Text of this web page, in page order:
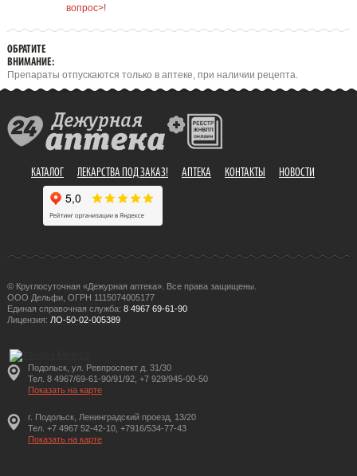
вопрос>!
ОБРАТИТЕ
ВНИМАНИЕ:
Препараты отпускаются только в аптеке, при наличии рецепта.
КАТАЛОГ ЛЕКАРСТВА ПОД ЗАКАЗ! АПТЕКА КОНТАКТЫ НОВОСТИ
© Круглосуточная «Дежурная аптека». Все права защищены.
ООО Дельфи, ОГРН 1115074005177
Единая справочная служба: 8 4967 69-61-90
Лицензия: ЛО-50-02-005389
Подольск, ул. Ревпроспект д. 31/30
Тел. 8 4967/69-61-90/91/92, +7 929/945-00-50
Показать на карте
г. Подольск, Ленинградский проезд, 13/20
Тел. +7 4967 52-42-10, +7916/534-77-43
Показать на карте